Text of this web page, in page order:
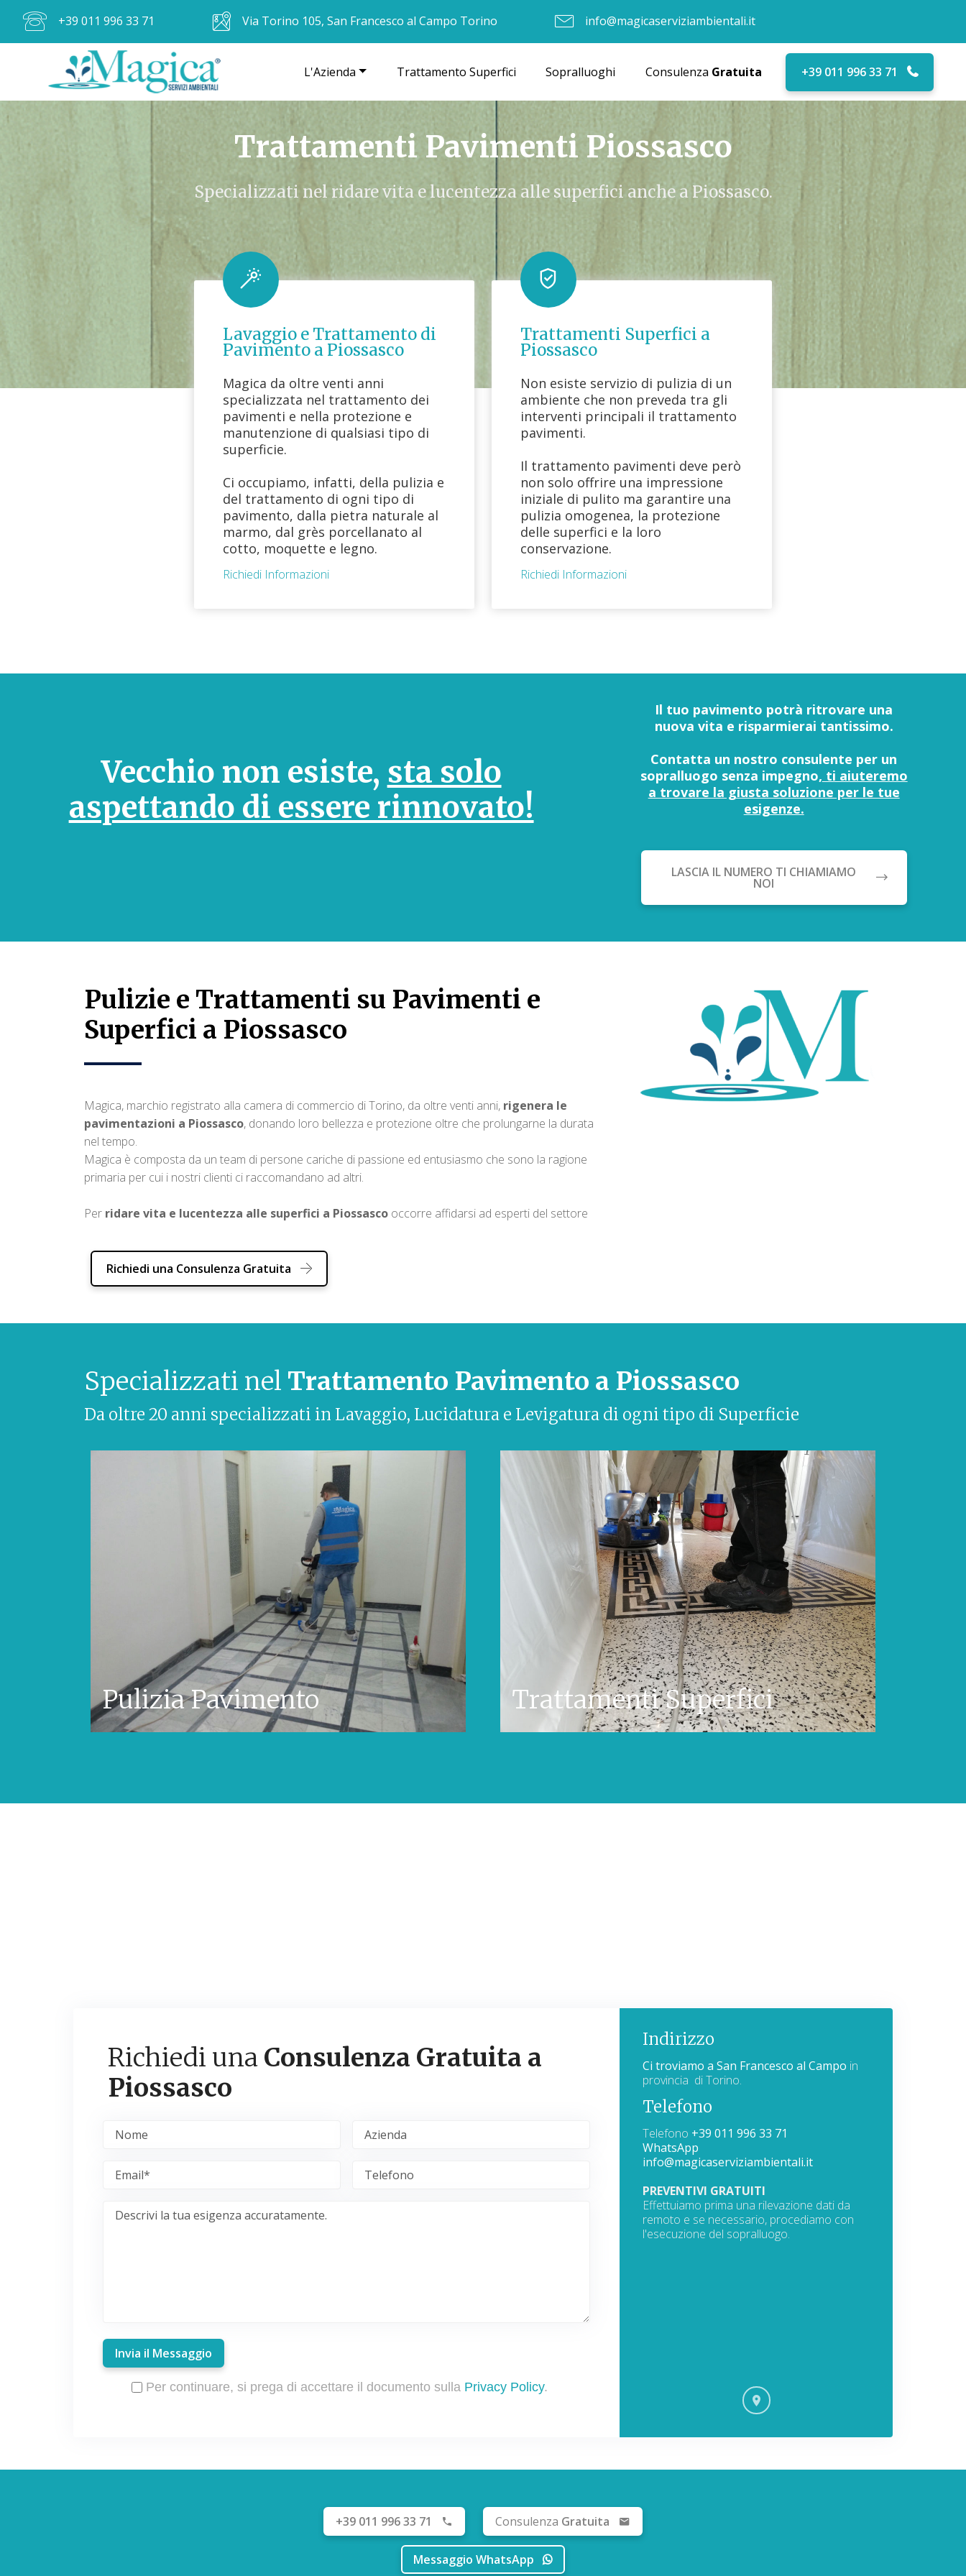
+39 011 996 33 71 Via Torino 105, San Francesco al Campo Torino info@magicaserviziambientali.it
L'Azienda Trattamento Superfici Sopralluoghi Consulenza Gratuita +39 011 996 33 71
Trattamenti Pavimenti Piossasco
Specializzati nel ridare vita e lucentezza alle superfici anche a Piossasco.
Lavaggio e Trattamento di
Pavimento a Piossasco
Magica da oltre venti anni
specializzata nel trattamento dei
pavimenti e nella protezione e
manutenzione di qualsiasi tipo di
superficie.
Ci occupiamo, infatti, della pulizia e
del trattamento di ogni tipo di
pavimento, dalla pietra naturale al
marmo, dal grès porcellanato al
cotto, moquette e legno.
Richiedi Informazioni
Trattamenti Superfici a
Piossasco
Non esiste servizio di pulizia di un
ambiente che non preveda tra gli
interventi principali il trattamento
pavimenti.
Il trattamento pavimenti deve però
non solo offrire una impressione
iniziale di pulito ma garantire una
pulizia omogenea, la protezione
delle superfici e la loro
conservazione.
Richiedi Informazioni
Vecchio non esiste, sta solo
aspettando di essere rinnovato!
Il tuo pavimento potrà ritrovare una
nuova vita e risparmierai tantissimo.
Contatta un nostro consulente per un
sopralluogo senza impegno, ti aiuteremo
a trovare la giusta soluzione per le tue
esigenze.
LASCIA IL NUMERO TI CHIAMIAMO
NOI
Pulizie e Trattamenti su Pavimenti e
Superfici a Piossasco
Magica, marchio registrato alla camera di commercio di Torino, da oltre venti anni, rigenera le
pavimentazioni a Piossasco, donando loro bellezza e protezione oltre che prolungarne la durata
nel tempo.
Magica è composta da un team di persone cariche di passione ed entusiasmo che sono la ragione
primaria per cui i nostri clienti ci raccomandano ad altri.
Per ridare vita e lucentezza alle superfici a Piossasco occorre affidarsi ad esperti del settore
Richiedi una Consulenza Gratuita
Specializzati nel Trattamento Pavimento a Piossasco
Da oltre 20 anni specializzati in Lavaggio, Lucidatura e Levigatura di ogni tipo di Superficie
Pulizia Pavimento Trattamenti Superfici
Richiedi una Consulenza Gratuita a
Piossasco
Invia il Messaggio
Per continuare, si prega di accettare il documento sulla Privacy Policy.
Indirizzo
Ci troviamo a San Francesco al Campo in
provincia di Torino.
Telefono
Telefono +39 011 996 33 71
WhatsApp
info@magicaserviziambientali.it
PREVENTIVI GRATUITI
Effettuiamo prima una rilevazione dati da
remoto e se necessario, procediamo con
l'esecuzione del sopralluogo.
+39 011 996 33 71 Consulenza Gratuita
Messaggio WhatsApp